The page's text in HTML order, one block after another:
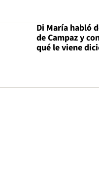
Di María habló
de Campaz y
qué le viene